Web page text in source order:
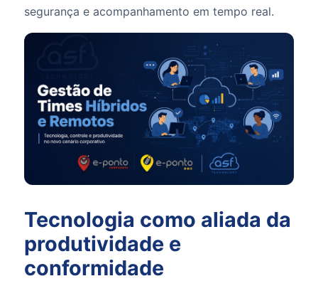
segurança e acompanhamento em tempo real.
Tecnologia como aliada da
produtividade e
conformidade